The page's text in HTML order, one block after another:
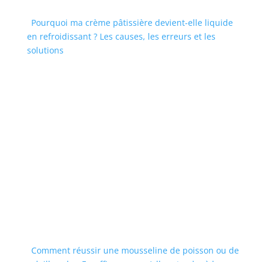
Pourquoi ma crème pâtissière devient-elle liquide
en refroidissant ? Les causes, les erreurs et les
solutions
Comment réussir une mousseline de poisson ou de